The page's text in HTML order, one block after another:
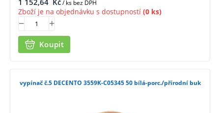
1 152,64 Kč/ ks bez DPH
Zboží je na objednávku s dostupností (0 ks)
Koupit
vypínač č.5 DECENTO 3559K-C05345 50 bílá-porc./přírodní buk